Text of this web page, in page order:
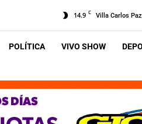
14.9 C Villa Carlos
POLÍTICA VIVO SHOW